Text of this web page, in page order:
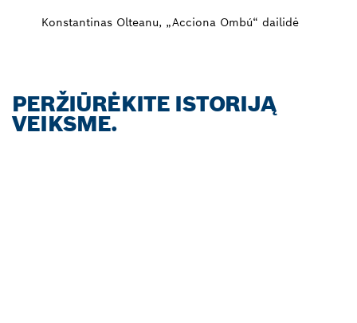
Konstantinas Olteanu, „Acciona Ombú“ dailidė
PERŽIŪRĖKITE ISTORIJĄ
VEIKSME.